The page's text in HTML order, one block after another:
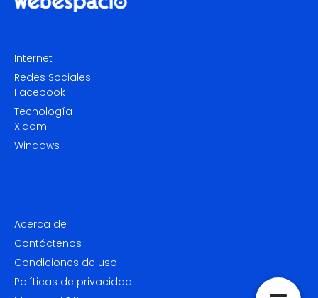
Internet
Redes Sociales
Facebook
Tecnología
Xiaomi
Windows
Acerca de
Contáctenos
Condiciones de uso
Políticas de privacidad